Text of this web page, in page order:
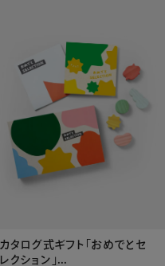
カタログ式ギフト「おめでとセ
レクション」...